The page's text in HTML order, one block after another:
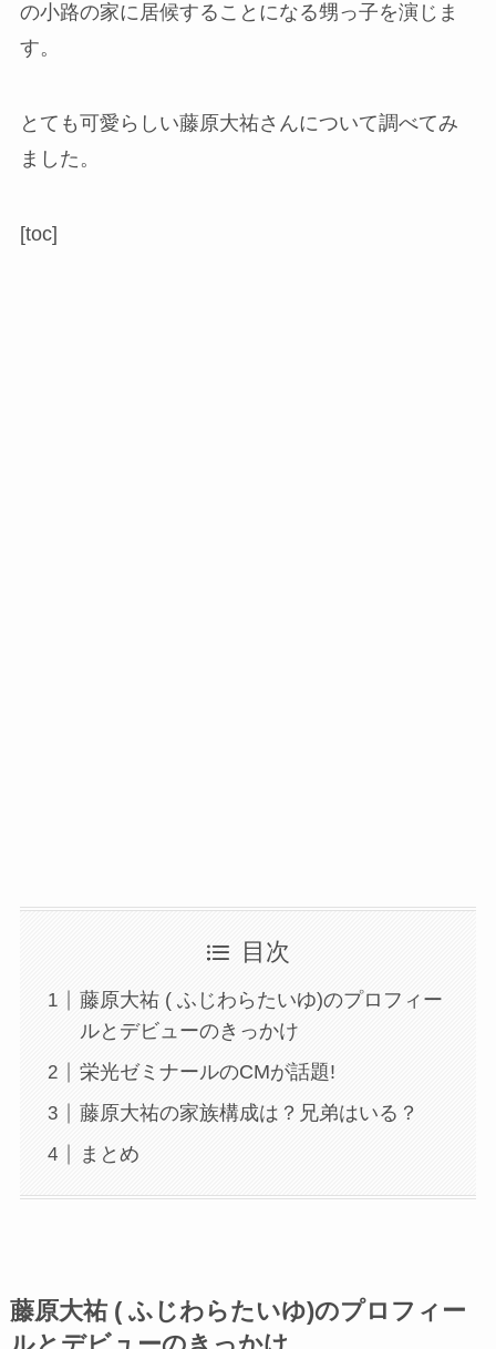
の小路の家に居候することになる甥っ子を演じま
す。
とても可愛らしい藤原大祐さんについて調べてみ
ました。
[toc]
目次
藤原大祐 ( ふじわらたいゆ)のプロフィー
ルとデビューのきっかけ
栄光ゼミナールのCMが話題!
藤原大祐の家族構成は？兄弟はいる？
まとめ
藤原大祐 ( ふじわらたいゆ)のプロフィー